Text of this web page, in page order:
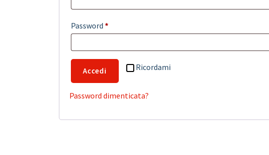
Password *Richiesto
Ricordami
Accedi
Password dimenticata?